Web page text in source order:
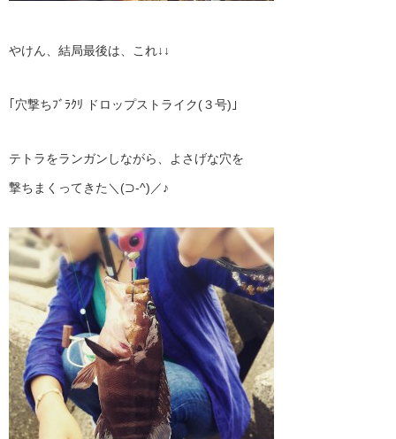
やけん、結局最後は、これ↓↓
｢穴撃ちﾌﾞﾗｸﾘ ドロップストライク(３号)｣
テトラをランガンしながら、よさげな穴を
撃ちまくってきた＼(⊃‐^)／♪